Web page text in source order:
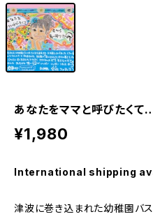
あなたをママと呼びたく
¥1,980
International shipping
津波に巻き込まれた幼稚園バ